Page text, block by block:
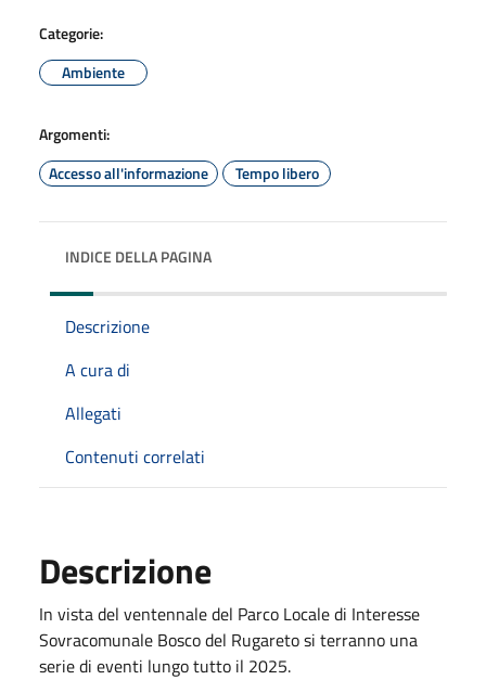
Categorie:
Ambiente
Argomenti:
Accesso all'informazione
Tempo libero
INDICE DELLA PAGINA
Descrizione
A cura di
Allegati
Contenuti correlati
Descrizione
In vista del ventennale del Parco Locale di Interesse
Sovracomunale Bosco del Rugareto si terranno una
serie di eventi lungo tutto il 2025.